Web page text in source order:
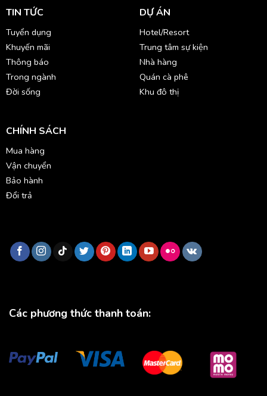
TIN TỨC
Tuyển dụng
Khuyến mãi
Thông báo
Trong ngành
Đời sống
DỰ ÁN
Hotel/Resort
Trung tâm sự kiện
Nhà hàng
Quán cà phê
Khu đô thị
CHÍNH SÁCH
Mua hàng
Vận chuyển
Bảo hành
Đổi trả
Các phương thức thanh toán: